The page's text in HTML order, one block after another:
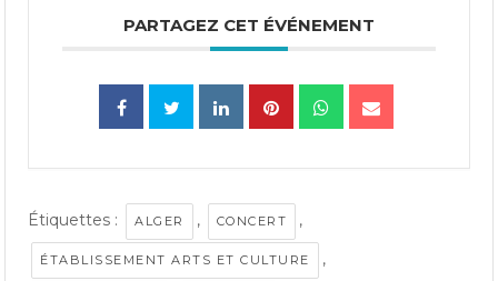
PARTAGEZ CET ÉVÉNEMENT
Étiquettes : ALGER , CONCERT ,
ÉTABLISSEMENT ARTS ET CULTURE ,